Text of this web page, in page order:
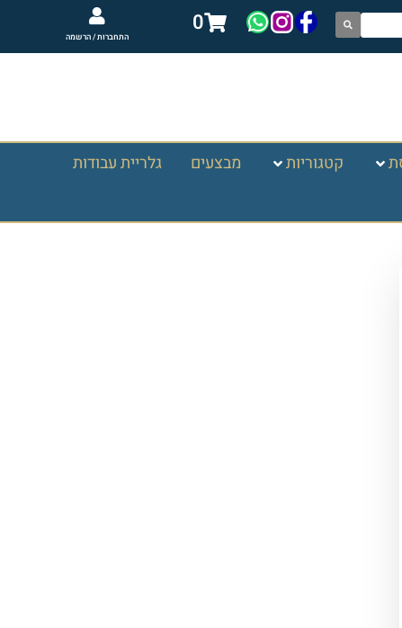
0
התחברות / הרשמה
קטגוריות מבצעים
גלריית עבודות